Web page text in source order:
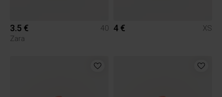
3.5 €
40
Zara
4 € XS